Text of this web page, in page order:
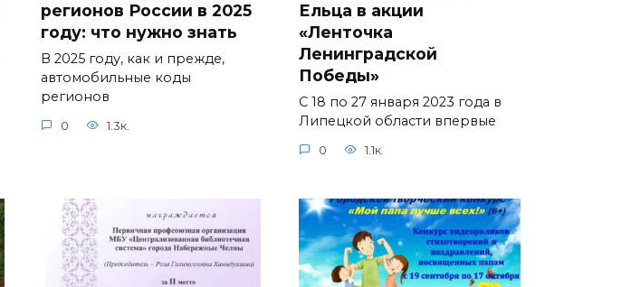
регионов России в 2025
году: что нужно знать
В 2025 году, как и прежде,
автомобильные коды
регионов
0 1.3к.
Ельца в акции
«Ленточка
Ленинградской
Победы»
С 18 по 27 января 2023 года в
Липецкой области впервые
0 1.1к.